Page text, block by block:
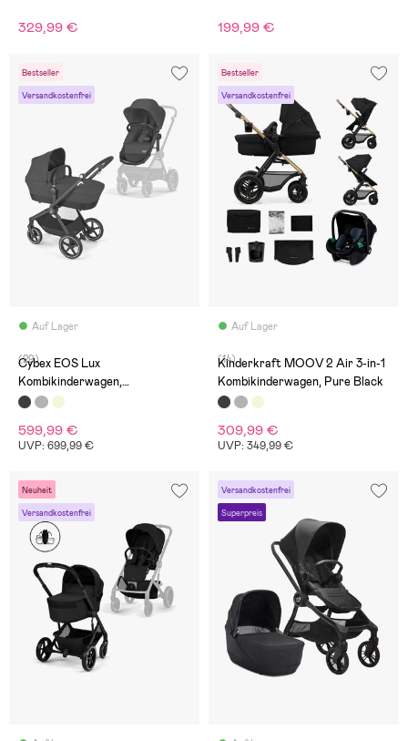
329,99 € 199,99 €
Bestseller
Versandkostenfrei
Auf Lager
(29)
Cybex EOS Lux
Kombikinderwagen,
Black/Moon Black
599,99 €
UVP: 699,99 €
Bestseller
Versandkostenfrei
Auf Lager
(14)
Kinderkraft MOOV 2 Air 3-in-1
Kombikinderwagen, Pure Black
309,99 €
UVP: 349,99 €
Neuheit
Versandkostenfrei
Versandkostenfrei
Superpreis